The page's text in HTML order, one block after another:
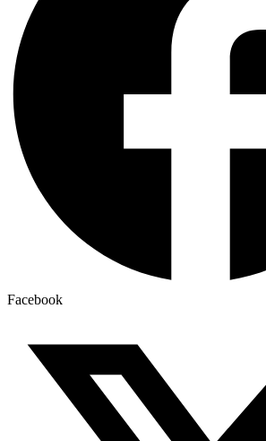
Facebook